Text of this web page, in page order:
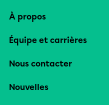
À propos
Équipe et carrières
Nous contacter
Nouvelles